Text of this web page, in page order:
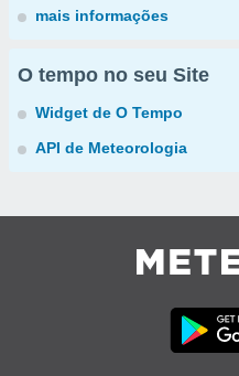
mais informações
O tempo no seu Site
Widget de O Tempo
API de Meteorologia